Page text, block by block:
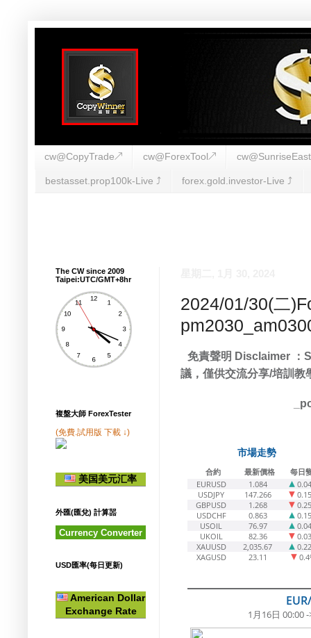
cw@CopyTrade↗ cw@ForexTool↗
bestasset.prop100k-Live ⤴︎ forex.gold.investor-Live ⤴︎
2024/01/30(二
免責聲明 Disclaimer ：
議，僅供交流分享/培訓教
市場走勢
合約 最新價格
每日
EURUSD
1.084
USDJPY
147.266
GBPUSD
1.268
USDCHF
0.863
USOIL
76.97
UKOIL
82.36
XAUUSD
2,035.67
XAGUSD
23.11
1月16日 00:00
The CW since 2009
Taipei:UTC/GMT+8hr
複盤大師 ForexTester
(免費.試用版 下載 ↓)
美国美元汇率
外匯(匯兌) 計算噐
Currency Converter
USD匯率(每日更新)
American Dollar
Exchange Rate